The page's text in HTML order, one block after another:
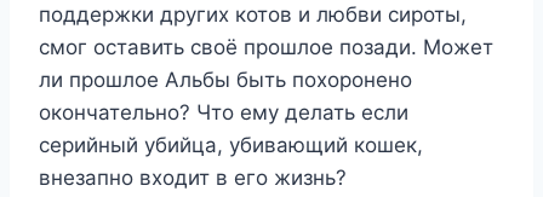
поддержки других котов и любви сироты,
смог оставить своё прошлое позади. Может
ли прошлое Альбы быть похоронено
окончательно? Что ему делать если
серийный убийца, убивающий кошек,
внезапно входит в его жизнь?